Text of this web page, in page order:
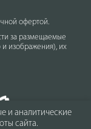
и аналитические
сайта.
офертой.
за размещаемые
и изображения), их